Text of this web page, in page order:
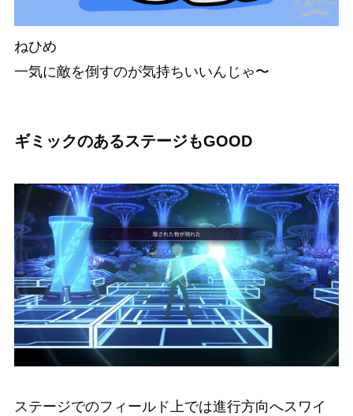
ねひめ
一気に敵を倒すのが気持ちいいんじゃ〜
ギミックのあるステージもGOOD
ステージでのフィールド上では進行方向へスワイ